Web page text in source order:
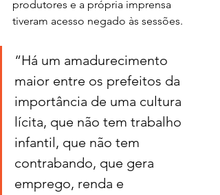
produtores e a própria imprensa
tiveram acesso negado às sessões.
“Há um amadurecimento
maior entre os prefeitos da
importância de uma cultura
lícita, que não tem trabalho
infantil, que não tem
contrabando, que gera
emprego, renda e